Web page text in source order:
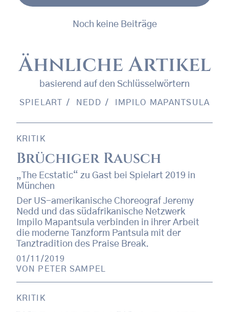
Noch keine Beiträge
Ähnliche Artikel
basierend auf den Schlüsselwörtern
SPIELART NEDD IMPILO MAPANTSULA
KRITIK
Brüchiger Rausch
„The Ecstatic“ zu Gast bei Spielart 2019 in
München
Der US-amerikanische Choreograf Jeremy
Nedd und das südafrikanische Netzwerk
Impilo Mapantsula verbinden in ihrer Arbeit
die moderne Tanzform Pantsula mit der
Tanztradition des Praise Break.
01/11/2019
VON
PETER SAMPEL
KRITIK